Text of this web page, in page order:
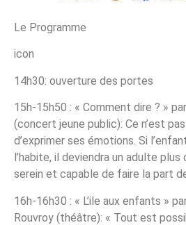
Le Programme
icon
14h30: ouverture des portes
15h-15h50 : « Comment dire ? »
(concert jeune public): Ce n’est
d’exprimer ses émotions. Si
l’habite, il deviendra un adulte
serein et capable de faire la part
16h-16h30 : « L’ile aux enfants »
Rouvroy (théâtre): « Tout est